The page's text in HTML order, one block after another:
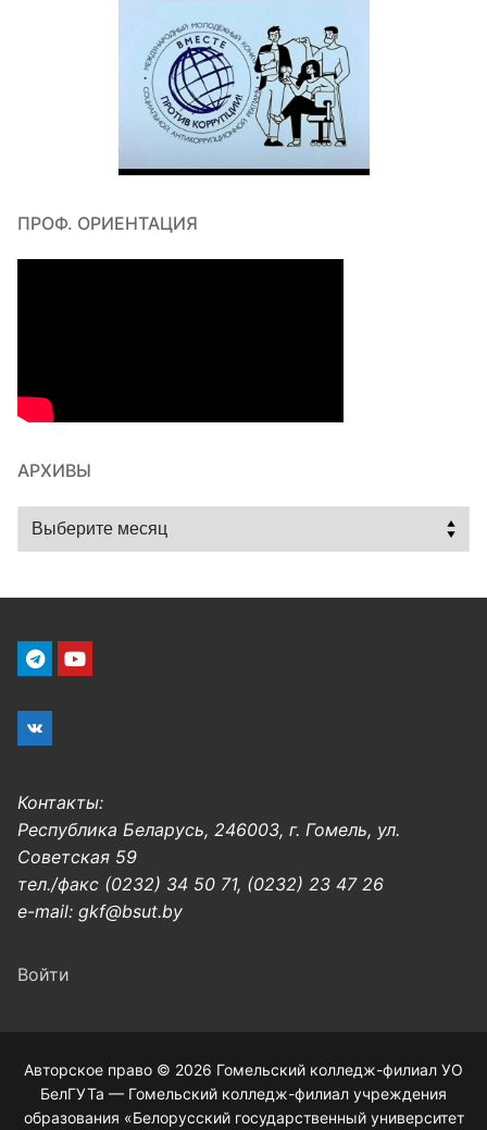
ПРОФ. ОРИЕНТАЦИЯ
АРХИВЫ
Контакты:
Республика Беларусь, 246003, г. Гомель, ул.
Советская 59
тел./факс (0232) 34 50 71, (0232) 23 47 26
e-mail: gkf@bsut.by
Войти
Авторское право © 2026 Гомельский колледж-филиал УО
БелГУТа — Гомельский колледж-филиал учреждения
образования «Белорусский государственный университет